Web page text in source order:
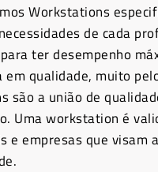
Workstations
de cada
ter desempenho
em qualidade, muito
são a união de
Uma workstation é
e empresas que visam